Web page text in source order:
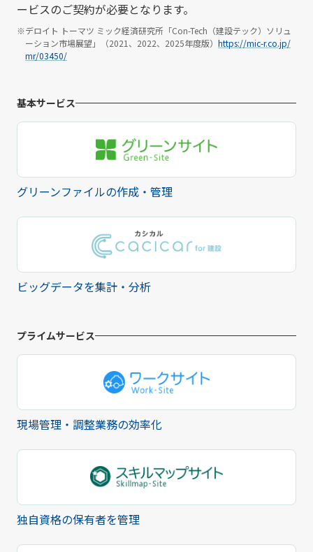
ービスのご契約が必要となります。
※デロイト トーマツ ミック経済研究所「Con-Tech（建設テック）ソリュ
ーション市場展望」（2021、2022、2025年度版） https://mic-r.co.jp/
mr/03450/
基本サービス
グリーンファイルの作成・管理
ビッグデータを集計・分析
プライムサービス
現場管理・調整業務の効率化
独自資格の保有者を管理